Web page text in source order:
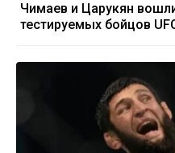
Чимаев и Царукян
тестируемых бойцов